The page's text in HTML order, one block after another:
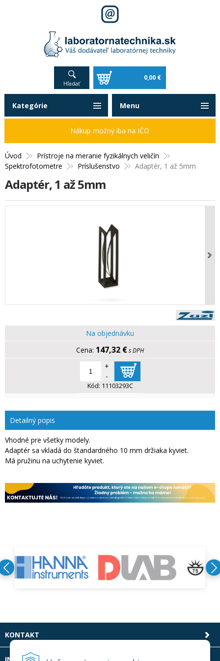
Hľadať
0,00 €
Úvod
Prístroje na meranie fyzikálnych veličín
Spektrofotometre
Príslušenstvo Adaptér, 1 až 5mm
Adaptér, 1 až 5mm
Na objednávku
147,32 €s DPH
+
-
Kód: 11103293C
Detailný popis
Vhodné pre všetky modely.
Adaptér sa vkladá do štandardného 10 mm držiaka kyviet.
Má pružinu na uchytenie kyviet.
Kategórie
Nákup možný iba na IČO
Menu
KONTAKT